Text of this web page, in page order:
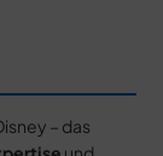
– das